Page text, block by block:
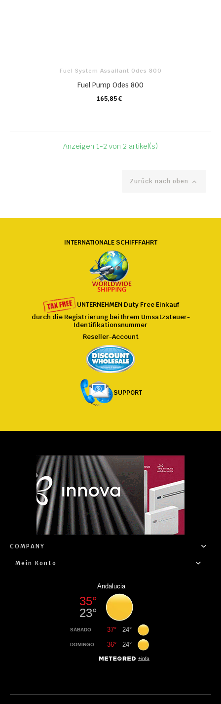
Fuel System Assailant Odes 800
Fuel Pump Odes 800
165,85 €
KARTE
Anzeigen 1-2 von 2 artikel(s)
Zurück nach oben 
INTERNATIONALE SCHIFFFAHRT
UNTERNEHMEN Duty Free Einkauf
durch die Registrierung bei Ihrem Umsatzsteuer-
Identifikationsnummer
Reseller-Account
SUPPORT
COMPANY
Mein Konto